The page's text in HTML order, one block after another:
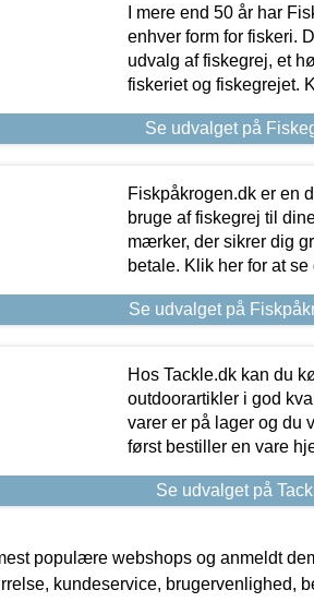
I mere end 50 år har
enhver form for fiskeri.
udvalg af fiskegrej, et
fiskeriet og fiskegrejet.
Se udvalget på
Fiskpåkrogen.dk er en
bruge af fiskegrej til
mærker, der sikrer dig
betale. Klik her for at
Se udvalget på
Hos Tackle.dk kan du
outdoorartikler i god
varer er på lager og du
først bestiller en vare
Se udvalget på
populære webshops og anmeldt
kundeservice, brugervenlighed,